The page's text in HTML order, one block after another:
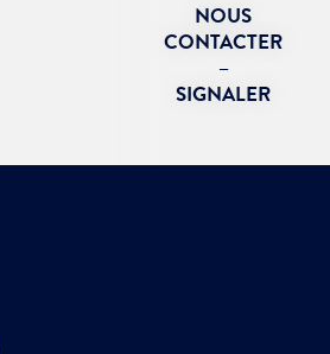
NOUS
CONTACTER
–
SIGNALER